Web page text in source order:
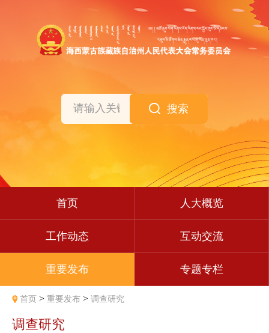
搜索
首页 人大概览
工作动态 互动交流
重要发布 专题专栏
首页 > 重要发布 > 调查研究
调查研究